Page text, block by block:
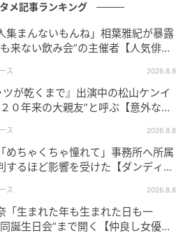
メ記事ランキング
集まんないもんね」相葉雅紀が暴露
来ない飲み会”の主催者【人気俳
ス 2026.8.8
ツが乾くまで』出演中の松山ケンイ
０年来の大親友”と呼ぶ【意外な人
ス 2026.8.8
めちゃくちゃ憧れて」事務所へ所属
するほど影響を受けた【ダンディ俳
ス 2026.8.8
「生まれた年も生まれた日も一
誕生日会”まで開く【仲良し女優】